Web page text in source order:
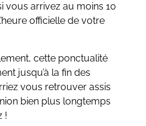
vous arrivez au moins 10
officielle de votre
cette ponctualité
jusqu’à la fin des
vous retrouver assis
bien plus longtemps
!